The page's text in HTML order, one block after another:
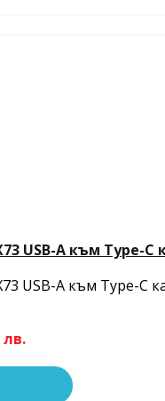
X73 USB-A към Type-C
USB-A към Type-C
лв.